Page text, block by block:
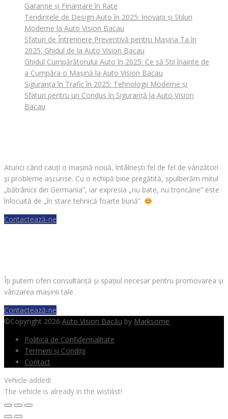
Garanție și Finanțare în Rate
Tendințele de Design Auto în 2025: Inovații și Stiluri
Moderne la Auto Vision Bacau
Sfaturi de Întreținere Preventivă pentru Mașina Ta în
2025: Ghidul de la Auto Vision Bacau
Ghidul Cumpărătorului Auto în 2025: Ce să Știi înainte de
a Cumpăra o Mașină la Auto Vision Bacau
Siguranța în Trafic în 2025: Tehnologii Moderne și
Sfaturi pentru un Condus în Siguranță la Auto Vision
Bacau
Atunci când cauți o mașină nouă, întâlnești fel de fel de vânzători
și probleme ascunse. Cu o echipă bine pregătită, spulberăm mitul
„bătrânicii din Germania”, iar expresia „nu bate, nu troncăne” este
înlocuită de „în stare tehnică foarte bună”.
Contactează-ne
Îți putem oferi consultanță și spațiul necesar pentru promovarea și
vânzarea mașinii tale.
Contactează-ne
©Copyright 2026 Auto Vision Bacău by Marksome
Politica de Confidențialitate
Termeni și Condiții
Contact
Vehicle added!
The vehicle is already in the wishlist!